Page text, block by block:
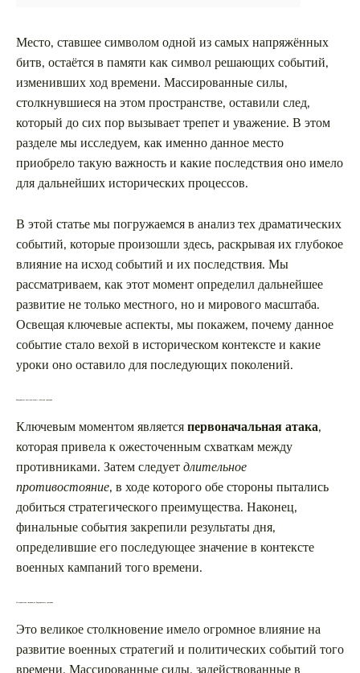
Таиланд
Турция
Шри-Ланка
Вид отдыха
Горы
Море
Уникальная архитектура и история
костела Святых Петра и Павла в
Могилеве
Место, ставшее символом одной из самых напряжённых
битв, остаётся в памяти как символ решающих событий,
изменивших ход времени. Массированные силы,
столкнувшиеся на этом пространстве, оставили след,
который до сих пор вызывает трепет и уважение. В этом
разделе мы исследуем, как именно данное место
приобрело такую важность и какие последствия оно имело
для дальнейших исторических процессов.
В этой статье мы погружаемся в анализ тех драматических
событий, которые произошли здесь, раскрывая их глубокое
влияние на исход событий и их последствия. Мы
рассматриваем, как этот момент определил дальнейшее
развитие не только местного, но и мирового масштаба.
Освещая ключевые аспекты, мы покажем, почему данное
событие стало вехой в историческом контексте и какие
уроки оно оставило для последующих поколений.
Бородинское поле: ключевые события сражения
Ключевым моментом являетсяпервоначальная атака,
которая привела к ожесточенным схваткам между
противниками. Затем следуетдлительное
противостояние, в ходе которого обе стороны пытались
добиться стратегического преимущества. Наконец,
финальные события закрепили результаты дня,
определившие его последующее значение в контексте
военных кампаний того времени.
Историческая значимость Бородинского сражения
Это великое столкновение имело огромное влияние на
развитие военных стратегий и политических событий того